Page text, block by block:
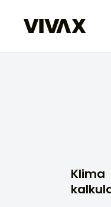
Klima